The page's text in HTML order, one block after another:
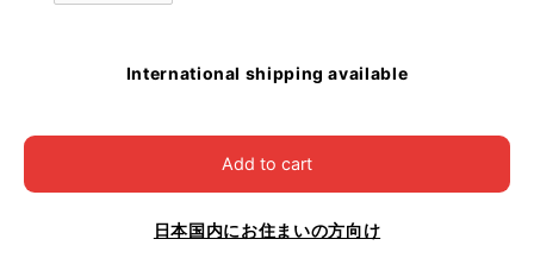
International shipping available
Add to cart
日本国内にお住まいの方向け